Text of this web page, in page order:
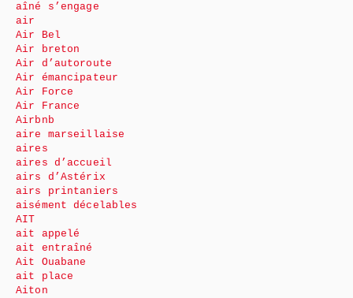
aîné s’engage
air
Air Bel
Air breton
Air d’autoroute
Air émancipateur
Air Force
Air France
Airbnb
aire marseillaise
aires
aires d’accueil
airs d’Astérix
airs printaniers
aisément décelables
AIT
ait appelé
ait entraîné
Ait Ouabane
ait place
Aiton